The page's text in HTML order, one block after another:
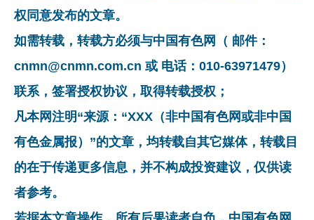
权同意发布的文章。
如需转载，转载方必须与中国有色网（ 邮件：
cnmn@cnmn.com.cn 或 电话：010-63971479）
联系，签署授权协议，取得转载授权；
凡本网注明“来源：“XXX（非中国有色网或非中国
有色金属报）”的文章，均转载自其它媒体，转载目
的在于传递更多信息，并不构成投资建议，仅供读
者参考。